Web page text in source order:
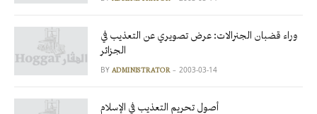
وراء قضبان الجنرالات: عرض تصويري عن التعذيب في
الجزائر
BY ADMINISTRATOR 2003-03-14
أصول تحريم التعذيب في الإسلام